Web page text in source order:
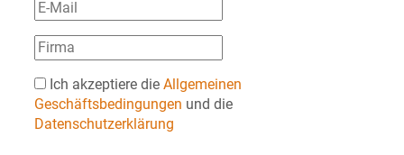
Ich akzeptiere die Allgemeinen
Geschäftsbedingungen und die
Datenschutzerklärung